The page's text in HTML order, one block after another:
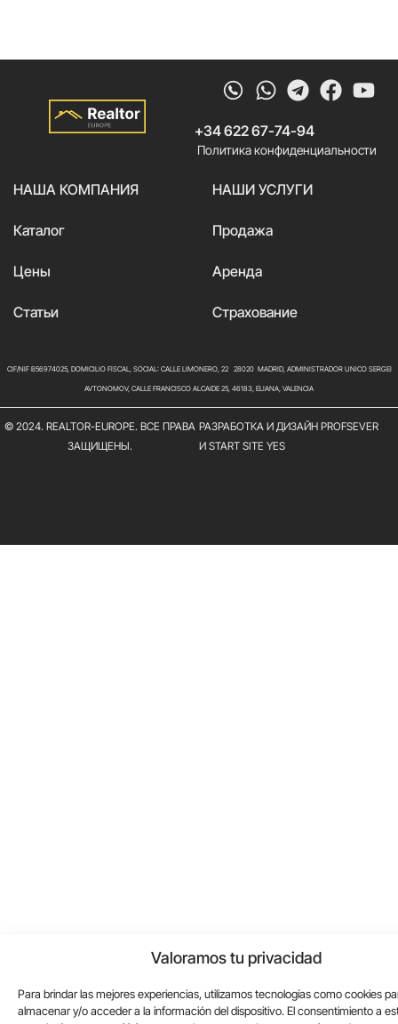
Valoramos tu privacidad
Para brindar las mejores experiencias, utilizamos tecnologías como cookies
almacenar y/o acceder a la información del dispositivo. El consentimiento a
Whatsapp
Telegram
+34 622 67-74-94
Политика конфиденциальности
НАША КОМПАНИЯ
Каталог
Цены
Статьи
НАШИ УСЛУГИ
Продажа
Аренда
Страхование
CIF/NIF B56974025, DOMICILIO FISCAL, SOCIAL: CALLE LIMONERO, 22 28020 MADRID, ADMINISTRADOR UNICO SERGEI
AVTONOMOV, CALLE FRANCISCO ALCAIDE 25, 46183, ELIANA, VALENCIA
© 2024. REALTOR-EUROPE. ВСЕ ПРАВА
ЗАЩИЩЕНЫ.
РАЗРАБОТКА И ДИЗАЙН PROFSEVER
И START SITE YES